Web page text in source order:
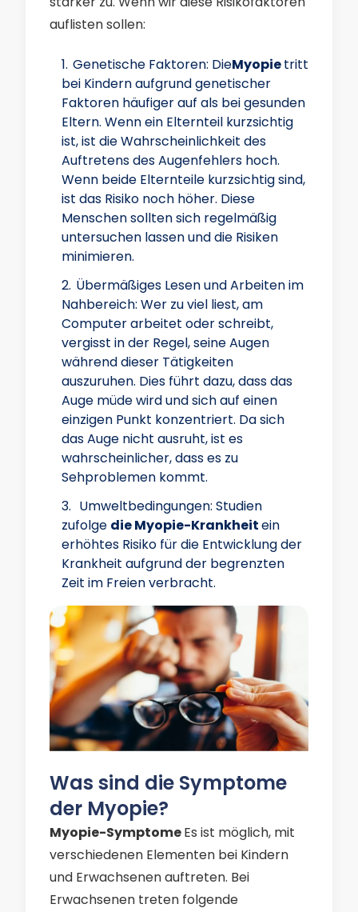
auflisten sollen:
Genetische Faktoren: DieMyopietritt
bei Kindern aufgrund genetischer
Faktoren häufiger auf als bei gesunden
Eltern. Wenn ein Elternteil kurzsichtig
ist, ist die Wahrscheinlichkeit des
Auftretens des Augenfehlers hoch.
Wenn beide Elternteile kurzsichtig sind,
ist das Risiko noch höher. Diese
Menschen sollten sich regelmäßig
untersuchen lassen und die Risiken
minimieren.
Übermäßiges Lesen und Arbeiten im
Nahbereich: Wer zu viel liest, am
Computer arbeitet oder schreibt,
vergisst in der Regel, seine Augen
während dieser Tätigkeiten
auszuruhen. Dies führt dazu, dass das
Auge müde wird und sich auf einen
einzigen Punkt konzentriert. Da sich
das Auge nicht ausruht, ist es
wahrscheinlicher, dass es zu
Sehproblemen kommt.
Umweltbedingungen: Studien
zufolge die Myopie-Krankheitein
erhöhtes Risiko für die Entwicklung der
Krankheit aufgrund der begrenzten
Zeit im Freien verbracht.
Was sind die Symptome
der Myopie?
Myopie-SymptomeEs ist möglich, mit
verschiedenen Elementen bei Kindern
und Erwachsenen auftreten. Bei
Erwachsenen treten folgende